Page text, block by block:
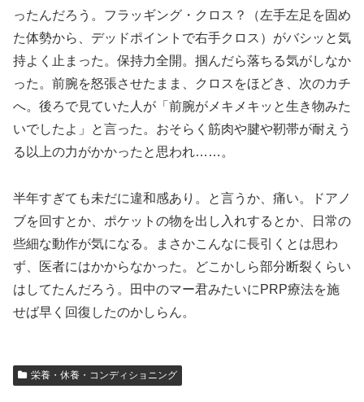
ったんだろう。フラッギング・クロス？（左手左足を固め
た体勢から、デッドポイントで右手クロス）がバシッと気
持よく止まった。保持力全開。掴んだら落ちる気がしなか
った。前腕を怒張させたまま、クロスをほどき、次のカチ
へ。後ろで見ていた人が「前腕がメキメキッと生き物みた
いでしたよ」と言った。おそらく筋肉や腱や靭帯が耐えう
る以上の力がかかったと思われ……。
半年すぎても未だに違和感あり。と言うか、痛い。ドアノ
ブを回すとか、ポケットの物を出し入れするとか、日常の
些細な動作が気になる。まさかこんなに長引くとは思わ
ず、医者にはかからなかった。どこかしら部分断裂くらい
はしてたんだろう。田中のマー君みたいにPRP療法を施
せば早く回復したのかしらん。
栄養・休養・コンディショニング